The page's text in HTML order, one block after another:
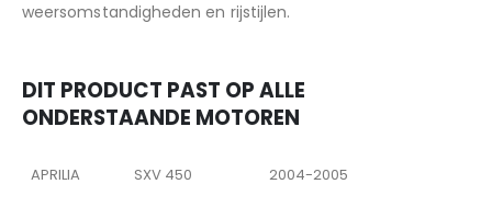
weersomstandigheden en rijstijlen.
DIT PRODUCT PAST OP ALLE
ONDERSTAANDE MOTOREN
APRILIA SXV 450 2004-2005